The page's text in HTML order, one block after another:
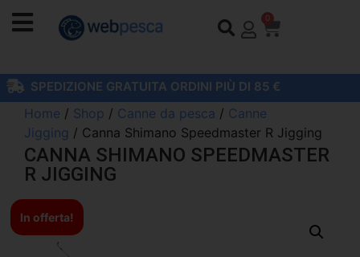
0
SPEDIZIONE GRATUITA ORDINI PIÙ DI 85 €
Home / Shop / Canne da pesca / Canne
Jigging / Canna Shimano Speedmaster R Jigging
CANNA SHIMANO SPEEDMASTER
R JIGGING
In offerta!